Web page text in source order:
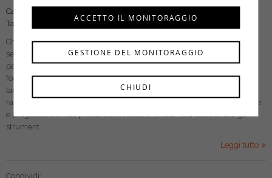
Categorie:
Tag:
Chi da bambino non ha mai sognato una casa sull’albero? Un posto
segreto per sognare ed esplorare con la fantasia nonché rintanarsi per
passare qualche ora con se stessi e le proprie passioni. Se avete la
fortuna di avere un albero abbastanza massiccio nel vostro giardino e
tanta voglia di fare, siete già a metà dell’opera. Costruire una casa tra i
rami non è però un gioco da ragazzi e richiede un’attenta pianificazione
e progettazione. Sei pronto all’avventura? Iniziamo a selezionare gli
strument
Leggi tutto
Condividi:
CHIUDI
GESTIONE DEL MONITORAGGIO
ACCETTO IL MONITORAGGIO